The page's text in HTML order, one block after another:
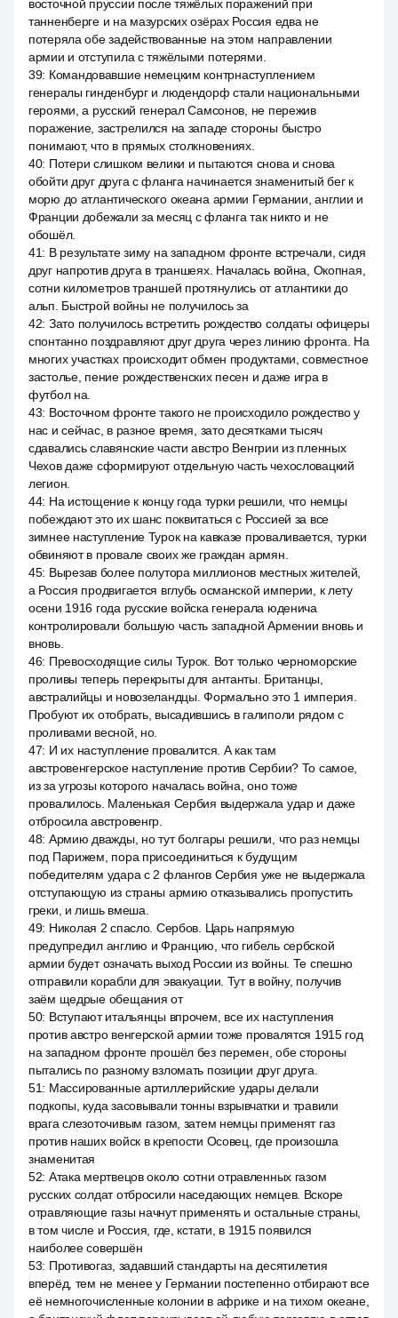
восточной пруссии после тяжёлых поражений при
танненберге и на мазурских озёрах Россия едва не
потеряла обе задействованные на этом направлении
армии и отступила с тяжёлыми потерями.
39: Командовавшие немецким контрнаступлением
генералы гинденбург и людендорф стали национальными
героями, а русский генерал Самсонов, не пережив
поражение, застрелился на западе стороны быстро
понимают, что в прямых столкновениях.
40: Потери слишком велики и пытаются снова и снова
обойти друг друга с фланга начинается знаменитый бег к
морю до атлантического океана армии Германии, англии и
Франции добежали за месяц с фланга так никто и не
обошёл.
41: В результате зиму на западном фронте встречали, сидя
друг напротив друга в траншеях. Началась война, Окопная,
сотни километров траншей протянулись от атлантики до
альп. Быстрой войны не получилось за
42: Зато получилось встретить рождество солдаты офицеры
спонтанно поздравляют друг друга через линию фронта. На
многих участках происходит обмен продуктами, совместное
застолье, пение рождественских песен и даже игра в
футбол на.
43: Восточном фронте такого не происходило рождество у
нас и сейчас, в разное время, зато десятками тысяч
сдавались славянские части австро Венгрии из пленных
Чехов даже сформируют отдельную часть чехословацкий
легион.
44: На истощение к концу года турки решили, что немцы
побеждают это их шанс поквитаться с Россией за все
зимнее наступление Турок на кавказе проваливается, турки
обвиняют в провале своих же граждан армян.
45: Вырезав более полутора миллионов местных жителей,
а Россия продвигается вглубь османской империи, к лету
осени 1916 года русские войска генерала юденича
контролировали большую часть западной Армении вновь и
вновь.
46: Превосходящие силы Турок. Вот только черноморские
проливы теперь перекрыты для антанты. Британцы,
австралийцы и новозеландцы. Формально это 1 империя.
Пробуют их отобрать, высадившись в галиполи рядом с
проливами весной, но.
47: И их наступление провалится. А как там
австровенгерское наступление против Сербии? То самое,
из за угрозы которого началась война, оно тоже
провалилось. Маленькая Сербия выдержала удар и даже
отбросила австровенгр.
48: Армию дважды, но тут болгары решили, что раз немцы
под Парижем, пора присоединиться к будущим
победителям удара с 2 флангов Сербия уже не выдержала
отступающую из страны армию отказывались пропустить
греки, и лишь вмеша.
49: Николая 2 спасло. Сербов. Царь напрямую
предупредил англию и Францию, что гибель сербской
армии будет означать выход России из войны. Те спешно
отправили корабли для эвакуации. Тут в войну, получив
заём щедрые обещания от
50: Вступают итальянцы впрочем, все их наступления
против австро венгерской армии тоже провалятся 1915 год
на западном фронте прошёл без перемен, обе стороны
пытались по разному взломать позиции друг друга.
51: Массированные артиллерийские удары делали
подкопы, куда засовывали тонны взрывчатки и травили
врага слезоточивым газом, затем немцы применят газ
против наших войск в крепости Осовец, где произошла
знаменитая
52: Атака мертвецов около сотни отравленных газом
русских солдат отбросили наседающих немцев. Вскоре
отравляющие газы начнут применять и остальные страны,
в том числе и Россия, где, кстати, в 1915 появился
наиболее совершён
53: Противогаз, задавший стандарты на десятилетия
вперёд, тем не менее у Германии постепенно отбирают все
её немногочисленные колонии в африке и на тихом океане,